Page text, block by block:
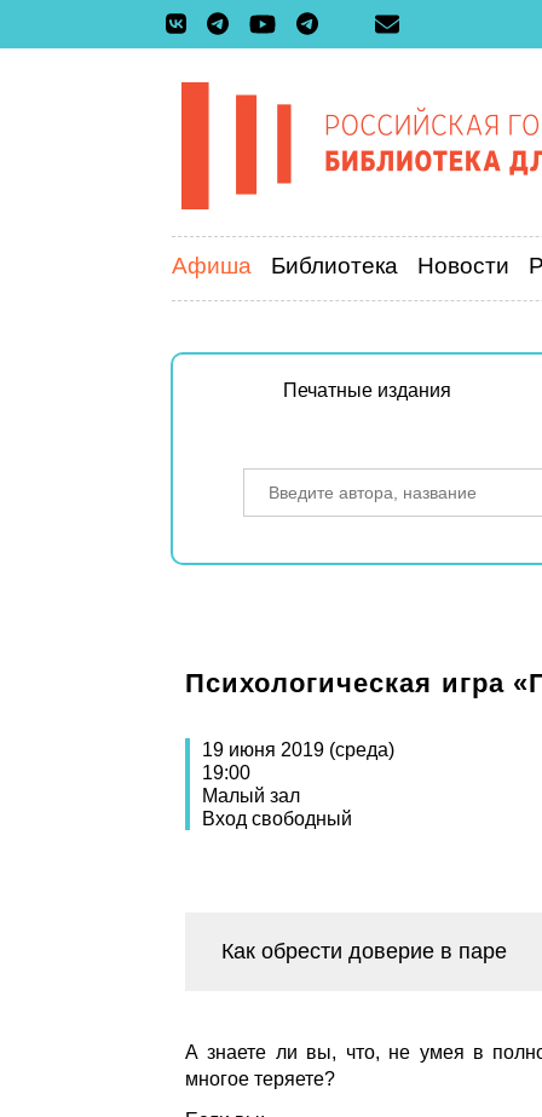
Афиша Библиотека Новости
Печатные издания
Психологическая игра
19 июня 2019 (среда)
19:00
Малый зал
Вход свободный
Как обрести доверие в паре
А знаете ли вы, что, не умея в
многое теряете?